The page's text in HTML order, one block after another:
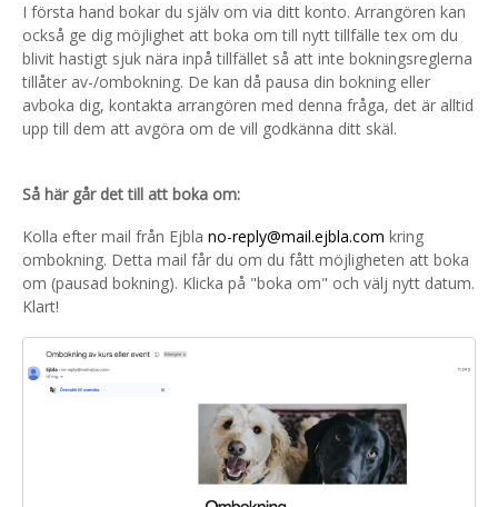
I första hand bokar du själv om via ditt konto. Arrangören kan
också ge dig möjlighet att boka om till nytt tillfälle tex om du
blivit hastigt sjuk nära inpå tillfället så att inte bokningsreglerna
tillåter av-/ombokning. De kan då pausa din bokning eller
avboka dig, kontakta arrangören med denna fråga, det är alltid
upp till dem att avgöra om de vill godkänna ditt skäl.
Så här går det till att boka om:
Kolla efter mail från Ejbla no-reply@mail.ejbla.com kring
ombokning. Detta mail får du om du fått möjligheten att boka
om (pausad bokning). Klicka på "boka om" och välj nytt datum.
Klart!